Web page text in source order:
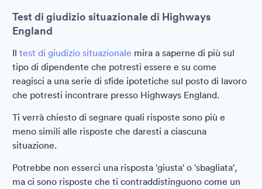
Test di giudizio situazionale di Highways
England
Il test di giudizio situazionale mira a saperne di più sul
tipo di dipendente che potresti essere e su come
reagisci a una serie di sfide ipotetiche sul posto di lavoro
che potresti incontrare presso Highways England.
Ti verrà chiesto di segnare quali risposte sono più e
meno simili alle risposte che daresti a ciascuna
situazione.
Potrebbe non esserci una risposta 'giusta' o 'sbagliata',
ma ci sono risposte che ti contraddistinguono come un